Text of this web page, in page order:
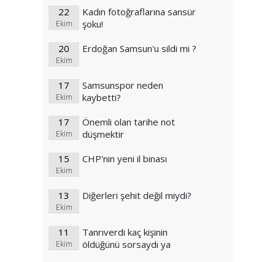
22
Ekim
Kadın fotoğraflarına sansür
şoku!
20
Ekim
Erdoğan Samsun'u sildi mi ?
17
Ekim
Samsunspor neden
kaybetti?
17
Ekim
Önemli olan tarihe not
düşmektir
15
Ekim
CHP'nin yeni il binası
13
Ekim
Diğerleri şehit değil miydi?
11
Ekim
Tanrıverdi kaç kişinin
öldüğünü sorsaydı ya